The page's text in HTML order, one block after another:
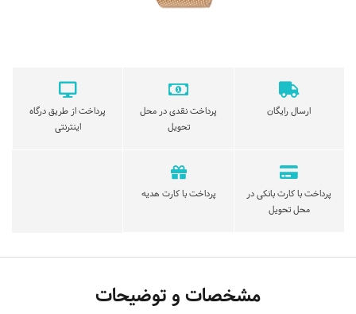
ارسال رایگان
پرداخت نقدی در محل
تحویل
پرداخت از طریق درگاه
اینترنتی
پرداخت با کارت بانکی در
محل تحویل
پرداخت با کارت هدیه
مشخصات و توضیحات